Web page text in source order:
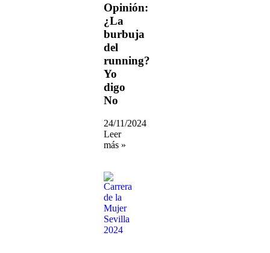
Opinión:
¿La
burbuja
del
running?
Yo
digo
No
24/11/2024
Leer
más »